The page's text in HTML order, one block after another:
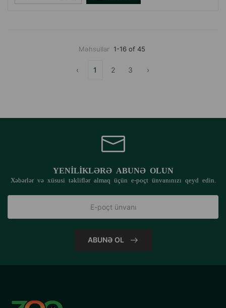
Məhsullar 1-16 of 45
‹ 1 2 3 ›
YENILIKLƏRƏ ABUNƏ OLUN
Xəbərlər və xüsusi təkliflər almaq üçün e-poçt ünvanınızı qeyd edin.
ABUNƏ OL